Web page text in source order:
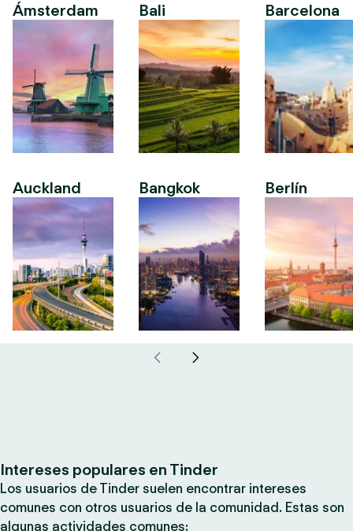
Ámsterdam
Auckland
Bali
Bangkok
Barcelona
Berlín
Intereses populares en Tinder
Los usuarios de Tinder suelen encontrar intereses
comunes con otros usuarios de la comunidad. Estas son
algunas actividades comunes: